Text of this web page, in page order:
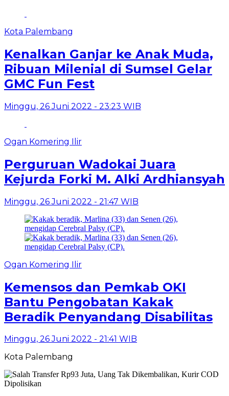
Kota Palembang
Kenalkan Ganjar ke Anak Muda,
Ribuan Milenial di Sumsel Gelar
GMC Fun Fest
Minggu, 26 Juni 2022 - 23:23 WIB
Ogan Komering Ilir
Perguruan Wadokai Juara
Kejurda Forki M. Alki Ardhiansyah
Minggu, 26 Juni 2022 - 21:47 WIB
Ogan Komering Ilir
Kemensos dan Pemkab OKI
Bantu Pengobatan Kakak
Beradik Penyandang Disabilitas
Minggu, 26 Juni 2022 - 21:41 WIB
Kota Palembang